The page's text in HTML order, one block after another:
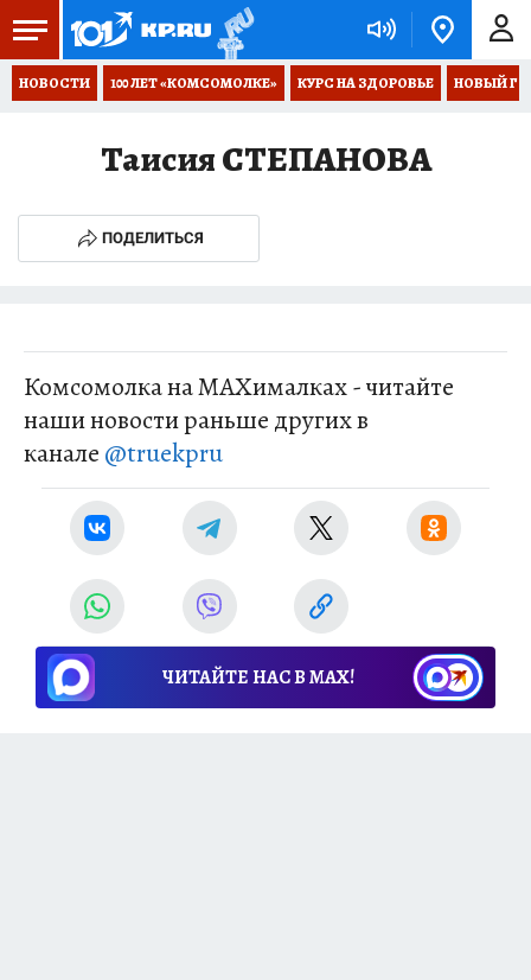
НОВОСТИ 100 ЛЕТ «КОМСОМОЛКЕ» КУРС НА ЗДОРОВЬЕ НОВЫЙ
Таисия СТЕПАНОВА
ПОДЕЛИТЬСЯ
Комсомолка на MAXималках - читайте
наши новости раньше других в
канале @truekpru
ЧИТАЙТЕ НАС В МАХ!